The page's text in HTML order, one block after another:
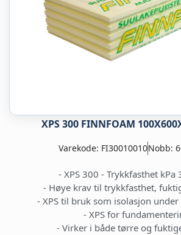
XPS 300 FINNFOAM
Varekode: FI30010010Nobb:
- XPS 300 - Trykkfasthet kPa
- Høye krav til trykkfasthet,
- XPS til bruk som isolasjon
- XPS for
- Virker i både tørre og